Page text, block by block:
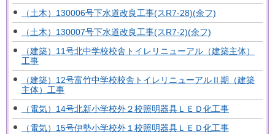
（土木）130006号下水道改良工事(スR7-28)(余フ)
（土木）130007号下水道改良工事(スR7-2)(余フ)
（建築）11号北中学校校舎トイレリニューアル（建築主体）
工事
（建築）12号富竹中学校校舎トイレリニューアルⅡ期（建築
主体）工事
（電気）14号北新小学校外２校照明器具ＬＥＤ化工事
（電気）15号伊勢小学校外１校照明器具ＬＥＤ化工事